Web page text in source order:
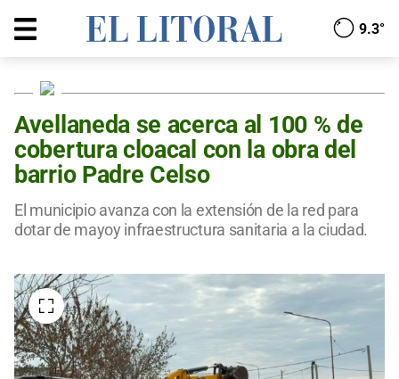
9.3°
Avellaneda se acerca al 100 % de
cobertura cloacal con la obra del
barrio Padre Celso
El municipio avanza con la extensión de la red para
dotar de mayoy infraestructura sanitaria a la ciudad.